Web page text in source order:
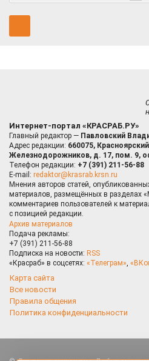
Интернет-портал «КРАСРАБ.РУ»
Главный редактор — Павловский
Адрес редакции: 660075,
Железнодорожников, д. 17, пом. 9,
Телефон редакции: +7 (391) 211-56-88
E-mail: redaktor@krasrab.krsn.ru
Мнения авторов статей,
материалов, размещённых в разделах
комментариев пользователей к
с позицией редакции.
Архив материалов
Подача рекламы:
+7 (391) 211-56-88
Подписка на новости: RSS
«Красраб» в соцсетях: «Телеграм»,
Карта сайта
Все новости
Правила общения
Политика конфиденциальности
Оставаясь на сайте, Вы